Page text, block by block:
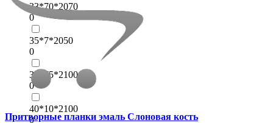
33*70*2070
0
35*7*2050
0
35*75*2100
0
40*10*2100
0
Притворные планки эмаль Слоновая кость